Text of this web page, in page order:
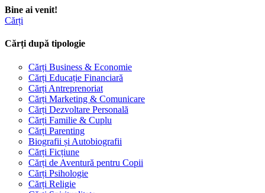
Bine ai venit!
Cărți
Cărți după tipologie
Cărți Business & Economie
Cărți Educație Financiară
Cărți Antreprenoriat
Cărți Marketing & Comunicare
Cărți Dezvoltare Personală
Cărți Familie & Cuplu
Cărți Parenting
Biografii și Autobiografii
Cărți Ficțiune
Cărți de Aventură pentru Copii
Cărți Psihologie
Cărți Religie